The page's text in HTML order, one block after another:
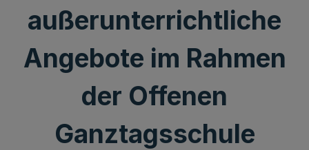
außerunterrichtliche
Angebote im Rahmen
der Offenen
Ganztagsschule